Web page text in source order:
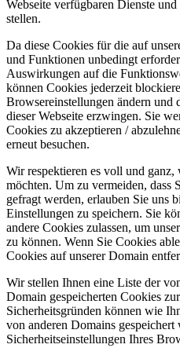
Webseite verfügbaren Dienste
stellen.
Da diese Cookies für die auf
und Funktionen unbedingt
Auswirkungen auf die
können Cookies jederzeit
Browsereinstellungen ändern und
dieser Webseite erzwingen. Sie
Cookies zu akzeptieren /
erneut besuchen.
Wir respektieren es voll und ganz,
möchten. Um zu vermeiden, dass
gefragt werden, erlauben Sie uns
Einstellungen zu speichern. Sie
andere Cookies zulassen, um
zu können. Wenn Sie Cookies
Cookies auf unserer Domain
Wir stellen Ihnen eine Liste der
Domain gespeicherten Cookies
Sicherheitsgründen können wie
von anderen Domains
Sicherheitseinstellungen Ihres